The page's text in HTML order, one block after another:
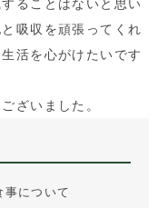
ることはないと思い
吸収を頑張ってくれ
活を心がけたいです
ざいました。
事について